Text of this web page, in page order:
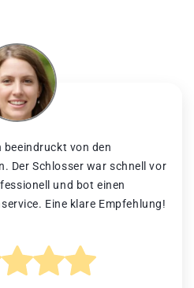
beeindruckt von den
Der Schlosser war schnell vor
und bot einen
Eine klare Empfehlung!